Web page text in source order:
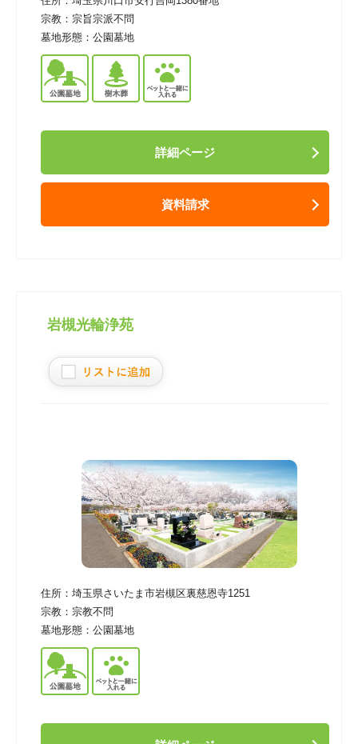
宗教： 宗旨宗派不問
墓地形態： 公園墓地
詳細ページ
資料請求
岩槻光輪浄苑
住所： 埼玉県さいたま市岩槻区裏慈恩寺1251
宗教： 宗教不問
墓地形態： 公園墓地